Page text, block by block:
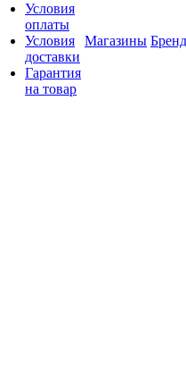
Условия
оплаты
Условия
доставки
Гарантия
на товар
Магазины